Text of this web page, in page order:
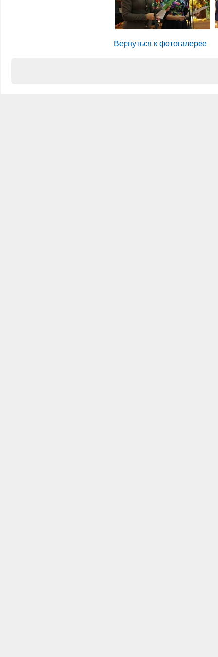
Вернуться к фотогалерее